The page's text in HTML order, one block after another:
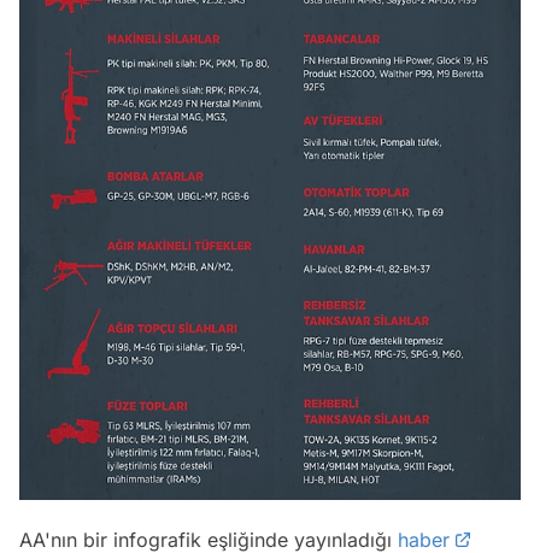
AA'nın bir infografik eşliğinde yayınladığı haber